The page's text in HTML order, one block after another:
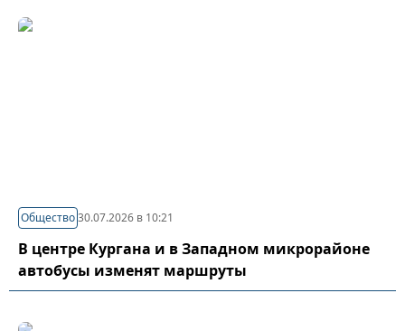
Общество30.07.2026 в 10:21
В центре Кургана и в Западном микрорайоне
автобусы изменят маршруты